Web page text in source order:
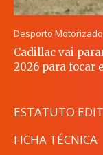
Desporto Motorizado
Cadillac vai
2026 para focar
ESTATUTO
FICHA TÉCNICA